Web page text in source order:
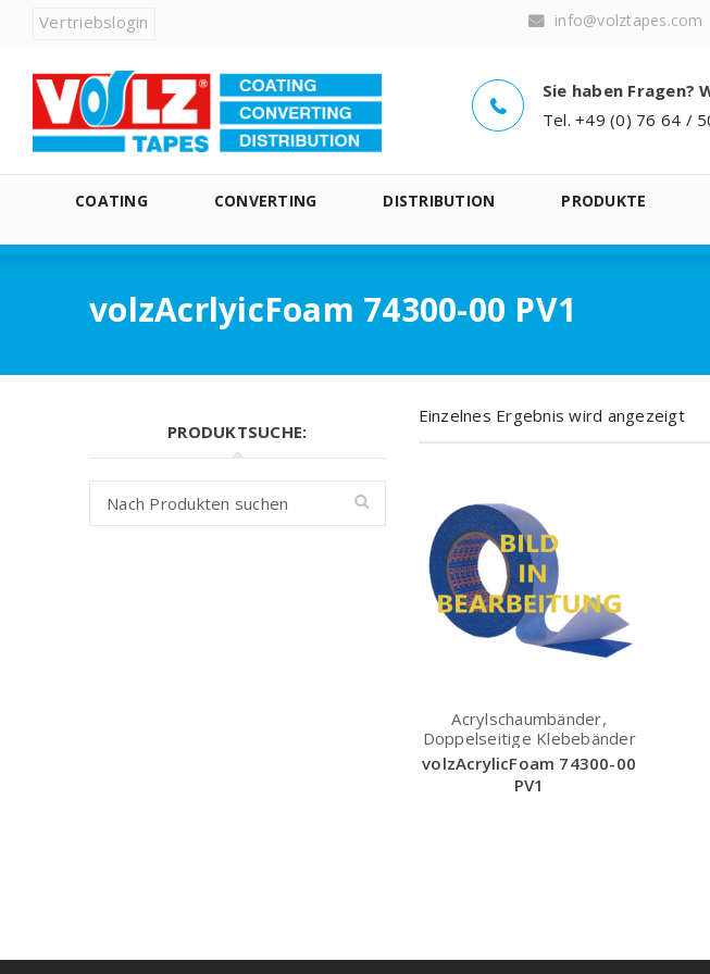
Vertriebslogin info@volztapes.com
Sie haben Fragen?
Tel. +49 (0) 76 64 /
COATING CONVERTING DISTRIBUTION PRODUKTE
volzAcrlyicFoam 74300-00 PV1
PRODUKTSUCHE:
Einzelnes Ergebnis wird angezeigt
Acrylschaumbänder,
Doppelseitige Klebebänder
volzAcrylicFoam 74300-00
PV1